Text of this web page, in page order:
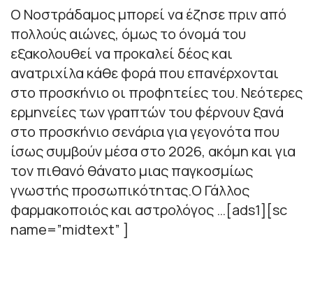
Ο Νοστράδαμος μπορεί να έζησε πριν από
πολλούς αιώνες, όμως το όνομά του
εξακολουθεί να προκαλεί δέος και
ανατριχίλα κάθε φορά που επανέρχονται
στο προσκήνιο οι προφητείες του. Νεότερες
ερμηνείες των γραπτών του φέρνουν ξανά
στο προσκήνιο σενάρια για γεγονότα που
ίσως συμβούν μέσα στο 2026, ακόμη και για
τον πιθανό θάνατο μιας παγκοσμίως
γνωστής προσωπικότητας.Ο Γάλλος
φαρμακοποιός και αστρολόγος …[ads1][sc
name=”midtext” ]